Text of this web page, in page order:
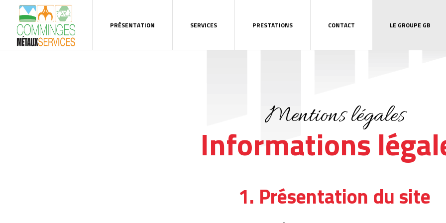
PRÉSENTATION SERVICES PRESTATIONS CONTACT LE GROUPE GB
Mentions légales
Informations
1. Présentation du site